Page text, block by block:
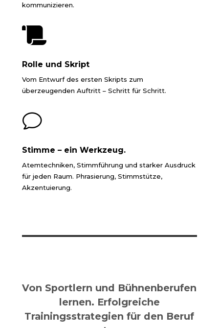
kommunizieren.

Rolle und Skript
Vom Entwurf des ersten Skripts zum
überzeugenden Auftritt – Schritt für Schritt.
v
Stimme – ein Werkzeug.
Atemtechniken, Stimmführung und starker Ausdruck
für jeden Raum. Phrasierung, Stimmstütze,
Akzentuierung.
Von Sportlern und Bühnenberufen
lernen. Erfolgreiche
Trainingsstrategien für den Beruf